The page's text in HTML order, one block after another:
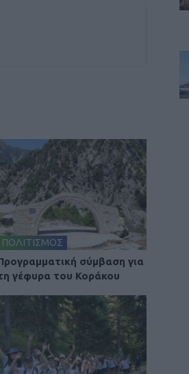
ΠΟΛΙΤΙΣΜΟΣ
σύμβαση για
γέφυρα του Κοράκου